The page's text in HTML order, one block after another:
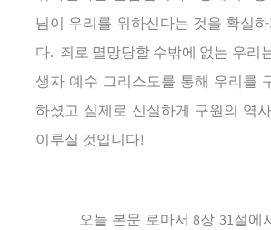
님이
우리를 위하신다는 것을 확실하
다. 죄로 멸망당할 수밖에 없는 우리
생자 예수 그리스도를 통해 우리를
하셨고 실제로 신실하게 구원의 역
이루실 것입니다!
오늘 본문 로마서 8장 31절에